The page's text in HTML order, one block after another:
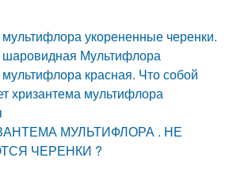
укорененные черенки.
Мультифлора
красная. Что собой
хризантема мультифлора
МУЛЬТИФЛОРА . НЕ
ЧЕРЕНКИ ?